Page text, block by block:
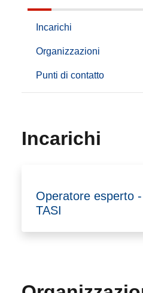
Incarichi
Organizzazioni
Punti di contatto
Incarichi
Operatore esperto
TASI